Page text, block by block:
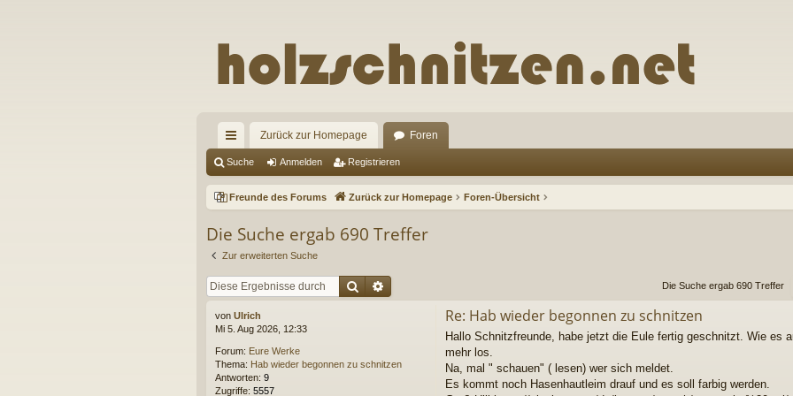
ch
ne
ug
Zurück zur Homepage Foren
Suche Anmelden Registrieren
Freunde des Forums Zurück zur Homepage Foren-Übersicht
Die Suche ergab 690 Treffer
Zur erweiterten Suche
Suche Die Suche ergab 690 Treffer
von Ulrich
Mi 5. Aug 2026, 12:33
Forum: Eure Werke
Thema: Hab wieder begonnen zu schnitzen
Antworten: 9
Zugriffe: 5557
Re: Hab wieder begonnen zu schnitzen
Hallo Schnitzfreunde, habe jetzt die Eule fertig geschnitzt. Wie es
mehr los.
Na, mal " schauen" ( lesen) wer sich meldet.
Es kommt noch Hasenhautleim drauf und es soll farbig werden.